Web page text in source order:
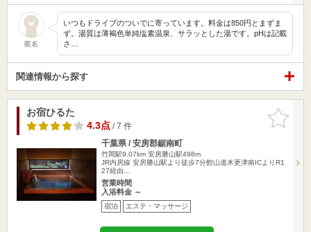
匿名
いつもドライブのついでに寄っています。料金は850円とまずま
ず。湯質は薄褐色単純塩素温泉、サラッとした湯です。pHは記載
さ…
関連情報から探す
お気に入
りに追加
お宿ひるた
4.3点/ 7 件
千葉県 / 安房郡鋸南町
竹岡駅9.07km 安房勝山駅498m
JR内房線 安房勝山駅より徒歩7分館山道木更津南ICよりR1
27経由…
営業時間
入浴料金 ～
宿泊 エステ・マッサージ